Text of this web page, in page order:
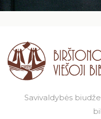
Savivaldybės